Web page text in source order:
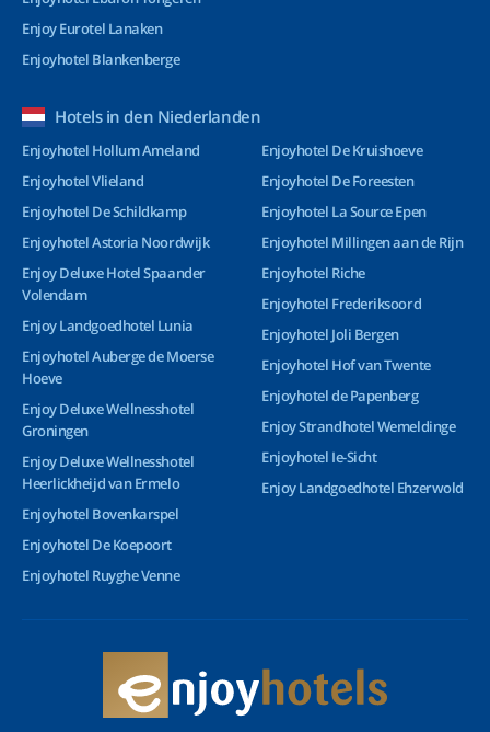
Enjoy Eurotel Lanaken
Enjoyhotel Blankenberge
Hotels in den Niederlanden
Enjoyhotel Hollum Ameland
Enjoyhotel Vlieland
Enjoyhotel De Schildkamp
Enjoyhotel Astoria Noordwijk
Enjoy Deluxe Hotel Spaander
Volendam
Enjoy Landgoedhotel Lunia
Enjoyhotel Auberge de Moerse
Hoeve
Enjoy Deluxe Wellnesshotel
Groningen
Enjoy Deluxe Wellnesshotel
Heerlickheijd van Ermelo
Enjoyhotel Bovenkarspel
Enjoyhotel De Koepoort
Enjoyhotel Ruyghe Venne
Enjoyhotel De Kruishoeve
Enjoyhotel De Foreesten
Enjoyhotel La Source Epen
Enjoyhotel Millingen aan de Rijn
Enjoyhotel Riche
Enjoyhotel Frederiksoord
Enjoyhotel Joli Bergen
Enjoyhotel Hof van Twente
Enjoyhotel de Papenberg
Enjoy Strandhotel Wemeldinge
Enjoyhotel Ie-Sicht
Enjoy Landgoedhotel Ehzerwold